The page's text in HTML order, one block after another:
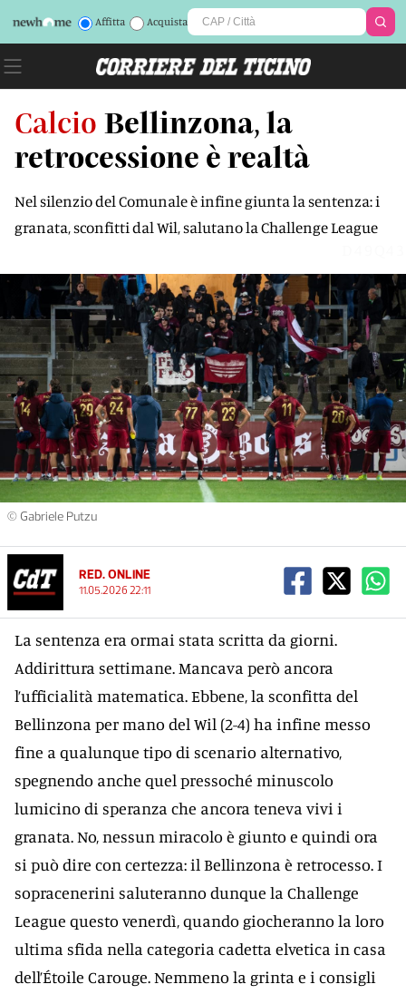
Affitta Acquista
Calcio Bellinzona, la
retrocessione è realtà
Nel silenzio del Comunale è infine giunta la sentenza: i
granata, sconfitti dal Wil, salutano la Challenge League
© Gabriele Putzu
RED. ONLINE
11.05.2026 22:11
La sentenza era ormai stata scritta da giorni.
Addirittura settimane. Mancava però ancora
l’ufficialità matematica. Ebbene, la sconfitta del
Bellinzona per mano del Wil (2-4) ha infine messo
fine a qualunque tipo di scenario alternativo,
spegnendo anche quel pressoché minuscolo
lumicino di speranza che ancora teneva vivi i
granata. No, nessun miracolo è giunto e quindi ora
si può dire con certezza: il Bellinzona è retrocesso. I
sopracenerini saluteranno dunque la Challenge
League questo venerdì, quando giocheranno la loro
ultima sfida nella categoria cadetta elvetica in casa
dell’Étoile Carouge. Nemmeno la grinta e i consigli